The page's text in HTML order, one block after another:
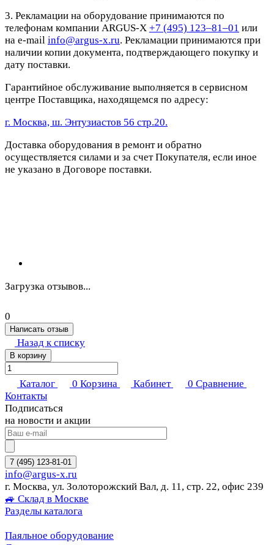
3. Рекламации на оборудование принимаются по
телефонам компании ARGUS-X +7 (495) 123–81–01 или
на e-mail info@argus-x.ru. Рекламации принимаются при
наличии копии документа, подтверждающего покупку и
дату поставки.
Гарантийное обслуживание выполняется в сервисном
центре Поставщика, находящемся по адресу:
г. Москва, ш. Энтузиастов 56 стр.20.
Доставка оборудования в ремонт и обратно
осуществляется силами и за счет Покупателя, если иное
не указано в Договоре поставки.
Загрузка отзывов...
0
Написать отзыв
Назад к списку
В корзину
Каталог 0 Корзина Кабинет 0 Сравнение
Контакты
Подписаться
на новости и акции
7 (495) 123-81-01
info@argus-x.ru
г. Москва, ул. Золоторожский Вал, д. 11, стр. 22, офис 239
🚙 Склад в Москве
Разделы каталога
Паяльное оборудование